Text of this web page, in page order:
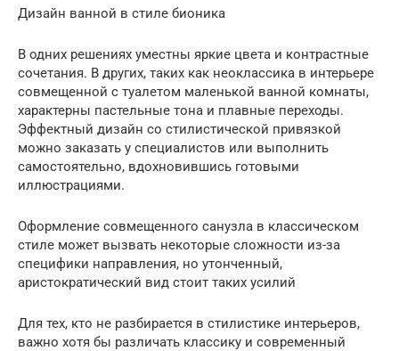
Дизайн ванной в стиле бионика
В одних решениях уместны яркие цвета и контрастные
сочетания. В других, таких как неоклассика в интерьере
совмещенной с туалетом маленькой ванной комнаты,
характерны пастельные тона и плавные переходы.
Эффектный дизайн со стилистической привязкой
можно заказать у специалистов или выполнить
самостоятельно, вдохновившись готовыми
иллюстрациями.
Оформление совмещенного санузла в классическом
стиле может вызвать некоторые сложности из-за
специфики направления, но утонченный,
аристократический вид стоит таких усилий
Для тех, кто не разбирается в стилистике интерьеров,
важно хотя бы различать классику и современный